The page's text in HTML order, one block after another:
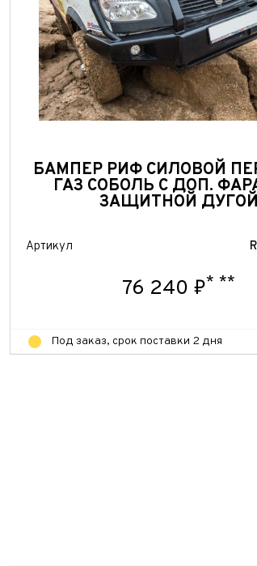
БАМПЕР РИФ СИЛОВОЙ
ГАЗ СОБОЛЬ С ДОП.
ЗАЩИТНОЙ ДУГОЙ
Артикул
76 240 ₽* **
Под заказ, срок поставки 2 дня